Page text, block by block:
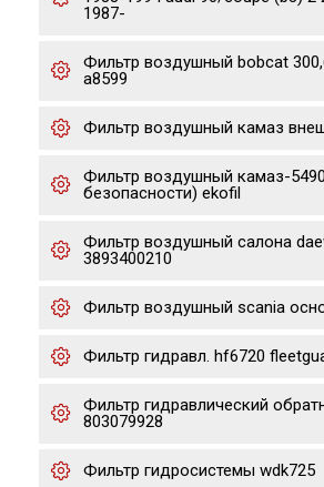
1987-
Фильтр воздушный bobcat
a8599
Фильтр воздушный камаз
Фильтр воздушный камаз-
безопасности) ekofil
Фильтр воздушный салона
3893400210
Фильтр воздушный scania
Фильтр гидравл. hf6720
Фильтр гидравлический
803079928
Фильтр гидросистемы wdk725